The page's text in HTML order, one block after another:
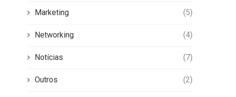
Marketing (5)
Networking (4)
Notícias (7)
Outros (2)